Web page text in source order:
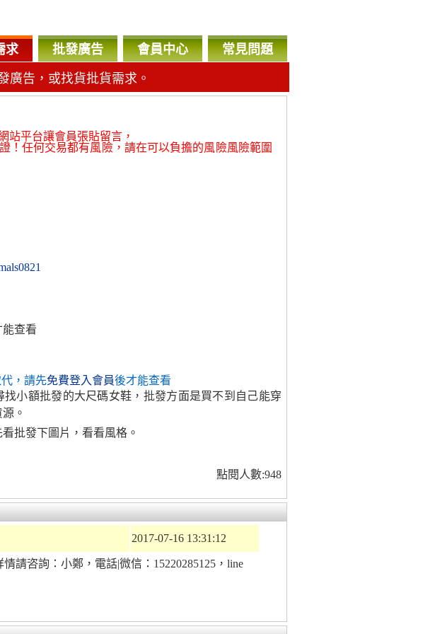
求 批發廣告 會員中心 常見問題
廣告，或找貨批貨需求。
站平台讓會員張貼留言，
！任何交易都有風險，請在可以負擔的風險風險範圍
能查看
，請先免費登入會員後才能查看
找小額批發的大尺碼女鞋，批發方面是買不到自己能穿
。
批發下圖片，看看風格。
點閱人數:948
2017-07-16 13:31:12
請咨詢：小鄭，電話|微信：15220285125，line